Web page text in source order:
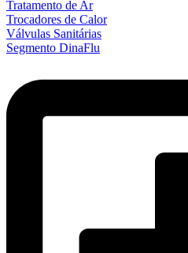
Tratamento de Ar
Trocadores de Calor
Válvulas Sanitárias
Segmento DinaFlu